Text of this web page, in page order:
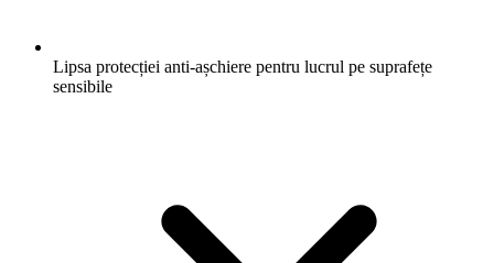
Lipsa protecției anti-așchiere pentru lucrul pe suprafețe
sensibile